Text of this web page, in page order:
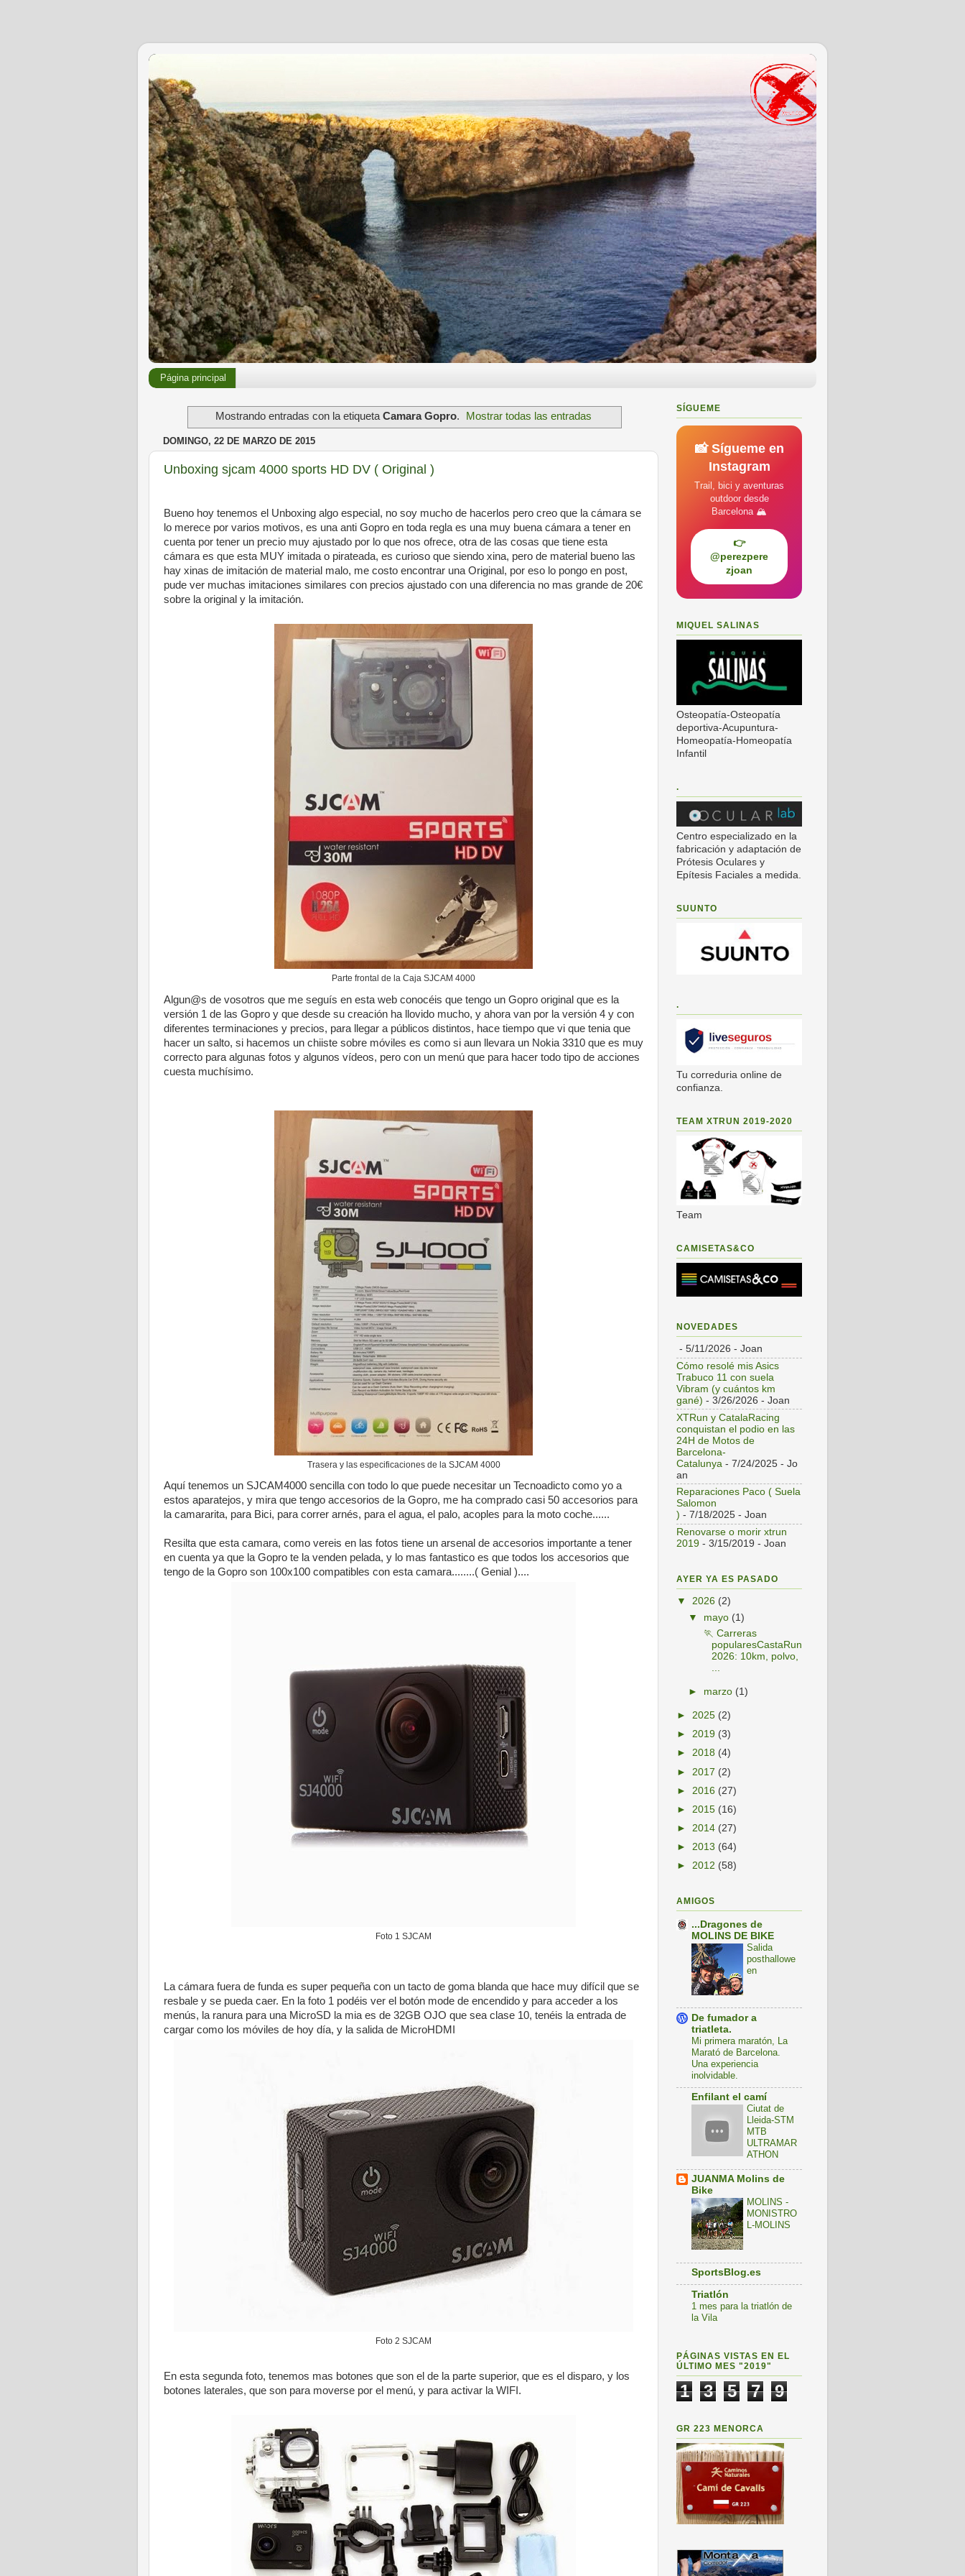
Página principal
Mostrando entradas con la etiquetaCamara Gopro. Mostrar todas las entradas
DOMINGO, 22 DE MARZO DE 2015
Unboxing sjcam 4000 sports HD DV ( Original )
Bueno hoy tenemos el Unboxing algo especial, no soy mucho de hacerlos pero creo que la cámara se
lo merece por varios motivos, es una anti Gopro en toda regla es una muy buena cámara a tener en
cuenta por tener un precio muy ajustado por lo que nos ofrece, otra de las cosas que tiene esta
cámara es que esta MUY imitada o pirateada, es curioso que siendo xina, pero de material bueno las
hay xinas de imitación de material malo, me costo encontrar una Original, por eso lo pongo en post,
pude ver muchas imitaciones similares con precios ajustado con una diferencia no mas grande de 20€
sobre la original y la imitación.
Parte frontal de la Caja SJCAM 4000
Algun@s de vosotros que me seguís en esta web conocéis que tengo un Gopro original que es la
versión 1 de las Gopro y que desde su creación ha llovido mucho, y ahora van por la versión 4 y con
diferentes terminaciones y precios, para llegar a públicos distintos, hace tiempo que vi que tenia que
hacer un salto, si hacemos un chiiste sobre móviles es como si aun llevara un Nokia 3310 que es muy
correcto para algunas fotos y algunos vídeos, pero con un menú que para hacer todo tipo de acciones
cuesta muchísimo.
Trasera y las especificaciones de la SJCAM 4000
Aquí tenemos un SJCAM4000 sencilla con todo lo que puede necesitar un Tecnoadicto como yo a
estos aparatejos, y mira que tengo accesorios de la Gopro, me ha comprado casi 50 accesorios para
la camararita, para Bici, para correr arnés, para el agua, el palo, acoples para la moto coche......
Resilta que esta camara, como vereis en las fotos tiene un arsenal de accesorios importante a tener
en cuenta ya que la Gopro te la venden pelada, y lo mas fantastico es que todos los accesorios que
tengo de la Gopro son 100x100 compatibles con esta camara........( Genial )....
Foto 1 SJCAM
La cámara fuera de funda es super pequeña con un tacto de goma blanda que hace muy difícil que se
resbale y se pueda caer. En la foto 1 podéis ver el botón mode de encendido y para acceder a los
menús, la ranura para una MicroSD la mia es de 32GB OJO que sea clase 10, tenéis la entrada de
cargar como los móviles de hoy día, y la salida de MicroHDMI
Foto 2 SJCAM
En esta segunda foto, tenemos mas botones que son el de la parte superior, que es el disparo, y los
botones laterales, que son para moverse por el menú, y para activar la WIFI.
SÍGUEME
📸 Sígueme en
Instagram
Trail, bici y aventuras
outdoor desde
Barcelona 🏔️
👉
@perezpere
zjoan
MIQUEL SALINAS
Osteopatía-Osteopatía
deportiva-Acupuntura-
Homeopatía-Homeopatía
Infantil
.
Centro especializado en la
fabricación y adaptación de
Prótesis Oculares y
Epítesis Faciales a medida.
SUUNTO
.
Tu correduria online de
confianza.
TEAM XTRUN 2019-2020
Team
CAMISETAS&CO
NOVEDADES
- 5/11/2026 - Joan
Cómo resolé mis Asics
Trabuco 11 con suela
Vibram (y cuántos km
gané) - 3/26/2026 - Joan
XTRun y CatalaRacing
conquistan el podio en las
24H de Motos de
Barcelona-
Catalunya - 7/24/2025 - Jo
an
Reparaciones Paco ( Suela
Salomon
) - 7/18/2025 - Joan
Renovarse o morir xtrun
2019 - 3/15/2019 - Joan
AYER YA ES PASADO
▼ 2026 (2)
▼ mayo (1)
🏃 Carreras
popularesCastaRun
2026: 10km, polvo,
...
► marzo (1)
► 2025 (2)
► 2019 (3)
► 2018 (4)
► 2017 (2)
► 2016 (27)
► 2015 (16)
► 2014 (27)
► 2013 (64)
► 2012 (58)
AMIGOS
...Dragones de
MOLINS DE BIKE
Salida
posthallowe
en
De fumador a
triatleta.
Mi primera maratón, La
Marató de Barcelona.
Una experiencia
inolvidable.
Enfilant el camí
Ciutat de
Lleida-STM
MTB
ULTRAMAR
ATHON
JUANMA Molins de
Bike
MOLINS -
MONISTRO
L-MOLINS
SportsBlog.es
Triatlón
1 mes para la triatlón de
la Vila
PÁGINAS VISTAS EN EL
ÚLTIMO MES "2019"
1 3 5 7 9
GR 223 MENORCA